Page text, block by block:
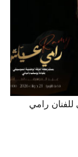
رامي